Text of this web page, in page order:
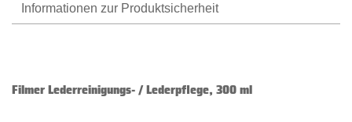
Informationen zur Produktsicherheit
Filmer Lederreinigungs- / Lederpflege, 300 ml